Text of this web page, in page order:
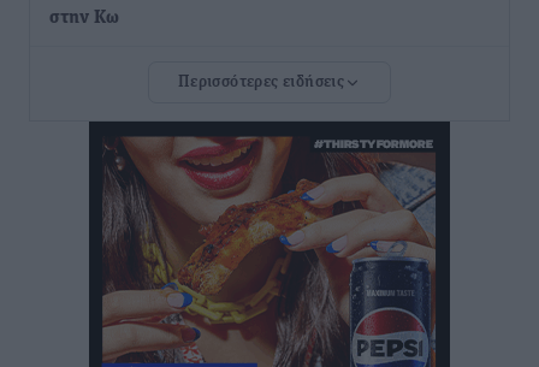
στην Κω
Μαστιχάρι – Αναποδογύρισε όχημα με μητέρα και
5χρονο παιδί
Τοπικές Ειδήσεις πριν 3 ώρες
“Η Ευρώπη αντιμετώπιζε το προσφυγικό σαν ταινία
τρόμου” – Η συγκλονιστική μαρτυρία της Χαρούλας
Γιασιράνη στον RV για τα γεγονότα που οδήγησαν στο
Σύμφωνο της Λέρου
Περισσότερες ειδήσεις